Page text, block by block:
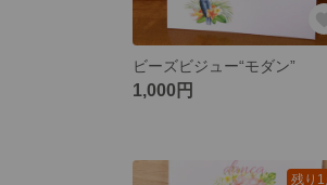
ビーズビジュー“モダン”
1,000円
残り1